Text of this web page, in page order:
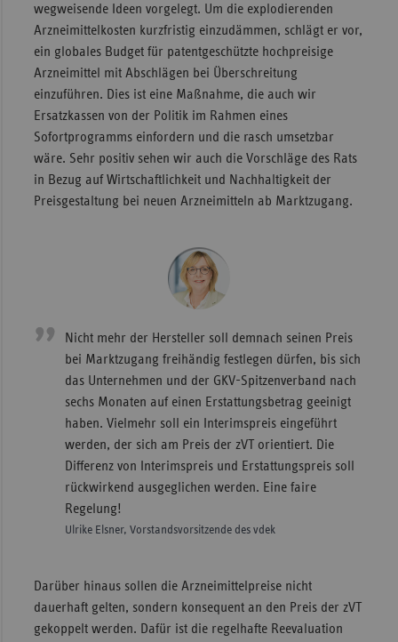
wegweisende Ideen vorgelegt. Um die explodierenden
Arzneimittelkosten kurzfristig einzudämmen, schlägt er vor,
ein globales Budget für patentgeschützte hochpreisige
Arzneimittel mit Abschlägen bei Überschreitung
einzuführen. Dies ist eine Maßnahme, die auch wir
Ersatzkassen von der Politik im Rahmen eines
Sofortprogramms einfordern und die rasch umsetzbar
wäre. Sehr positiv sehen wir auch die Vorschläge des Rats
in Bezug auf Wirtschaftlichkeit und Nachhaltigkeit der
Preisgestaltung bei neuen Arzneimitteln ab Marktzugang.
Nicht mehr der Hersteller soll demnach seinen Preis
bei Marktzugang freihändig festlegen dürfen, bis sich
das Unternehmen und der GKV-Spitzenverband nach
sechs Monaten auf einen Erstattungsbetrag geeinigt
haben. Vielmehr soll ein Interimspreis eingeführt
werden, der sich am Preis der zVT orientiert. Die
Differenz von Interimspreis und Erstattungspreis soll
rückwirkend ausgeglichen werden. Eine faire
Regelung!
Ulrike Elsner, Vorstandsvorsitzende des vdek
Darüber hinaus sollen die Arzneimittelpreise nicht
dauerhaft gelten, sondern konsequent an den Preis der zVT
gekoppelt werden. Dafür ist die regelhafte Reevaluation